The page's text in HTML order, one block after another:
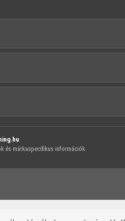
és márkaspecifikus információk.